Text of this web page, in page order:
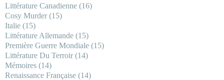
Littérature Canadienne (16)
Cosy Murder(15)
Italie (15)
Littérature Allemande (15)
Première Guerre Mondiale (15)
Littérature Du Terroir(14)
Mémoires (14)
Renaissance Française (14)